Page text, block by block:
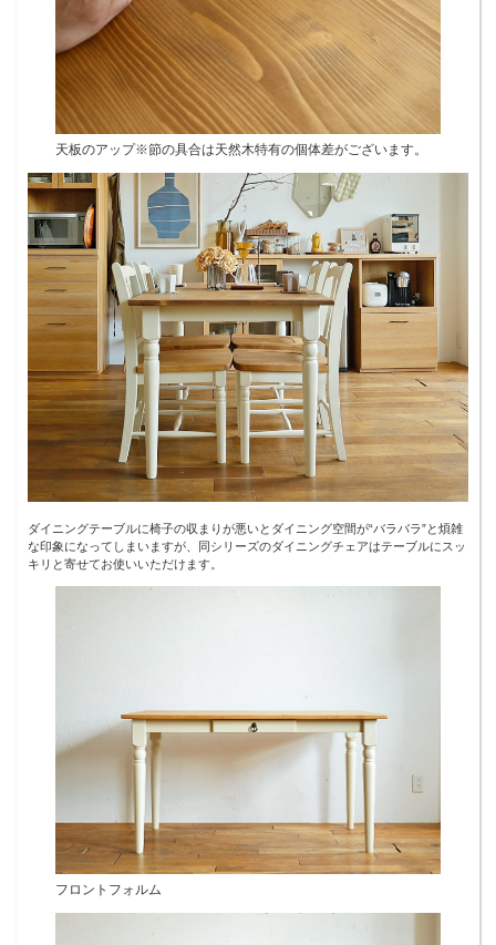
天板のアップ※節の具合は天然木特有の個体差がございます。
ダイニングテーブルに椅子の収まりが悪いとダイニング空間が“バラバラ”と煩雑
な印象になってしまいますが、同シリーズのダイニングチェアはテーブルにスッ
キリと寄せてお使いいただけます。
フロントフォルム